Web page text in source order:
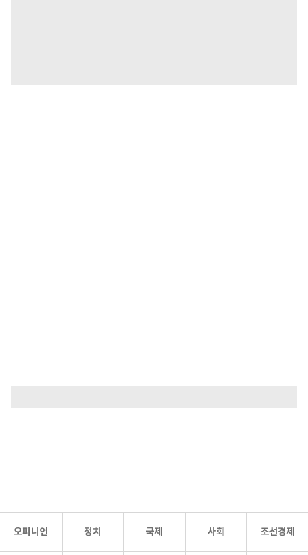
오피니언 정치 국제 사회 조선경제